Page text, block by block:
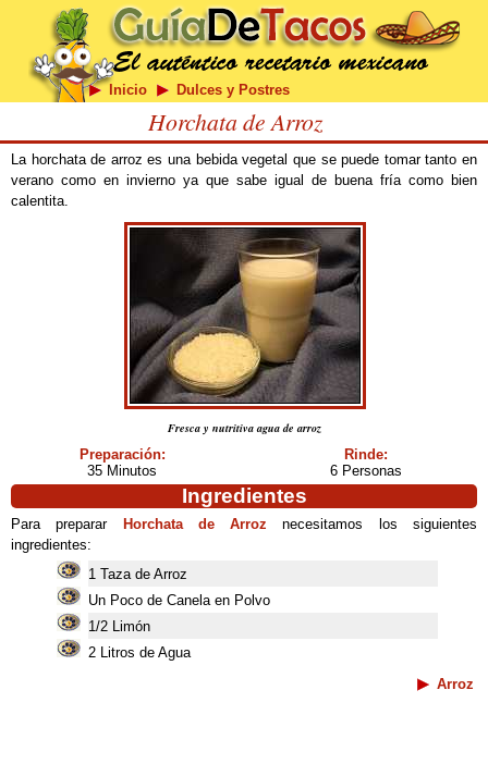
Inicio Dulces y Postres
Horchata de Arroz
La horchata de arroz es una bebida vegetal que se puede tomar tanto en
verano como en invierno ya que sabe igual de buena fría como bien
calentita.
Fresca y nutritiva agua de arroz
Preparación:
35 Minutos
Rinde:
6 Personas
Ingredientes
Para preparar Horchata de Arroz necesitamos los siguientes
ingredientes:
1 Taza de Arroz
Un Poco de Canela en Polvo
1/2 Limón
2 Litros de Agua
Arroz